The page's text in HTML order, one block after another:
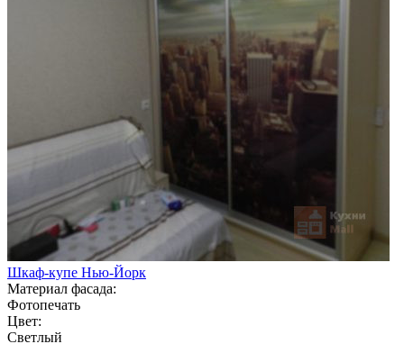
Шкаф-купе Нью-Йорк
Материал фасада:
Фотопечать
Цвет:
Светлый